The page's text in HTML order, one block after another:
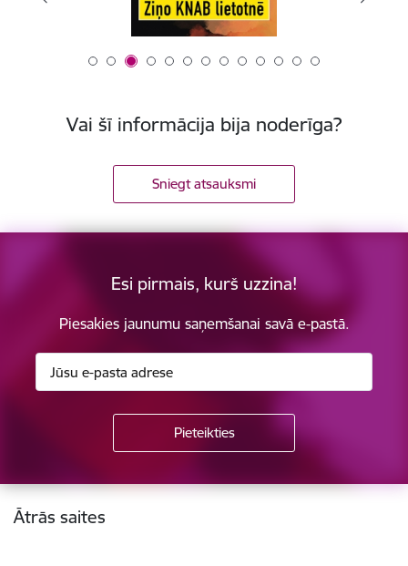
Vai šī informācija bija noderīga?
Sniegt atsauksmi
Esi pirmais, kurš uzzina!
Piesakies jaunumu saņemšanai savā e-pastā.
Kājene
Ātrās saites